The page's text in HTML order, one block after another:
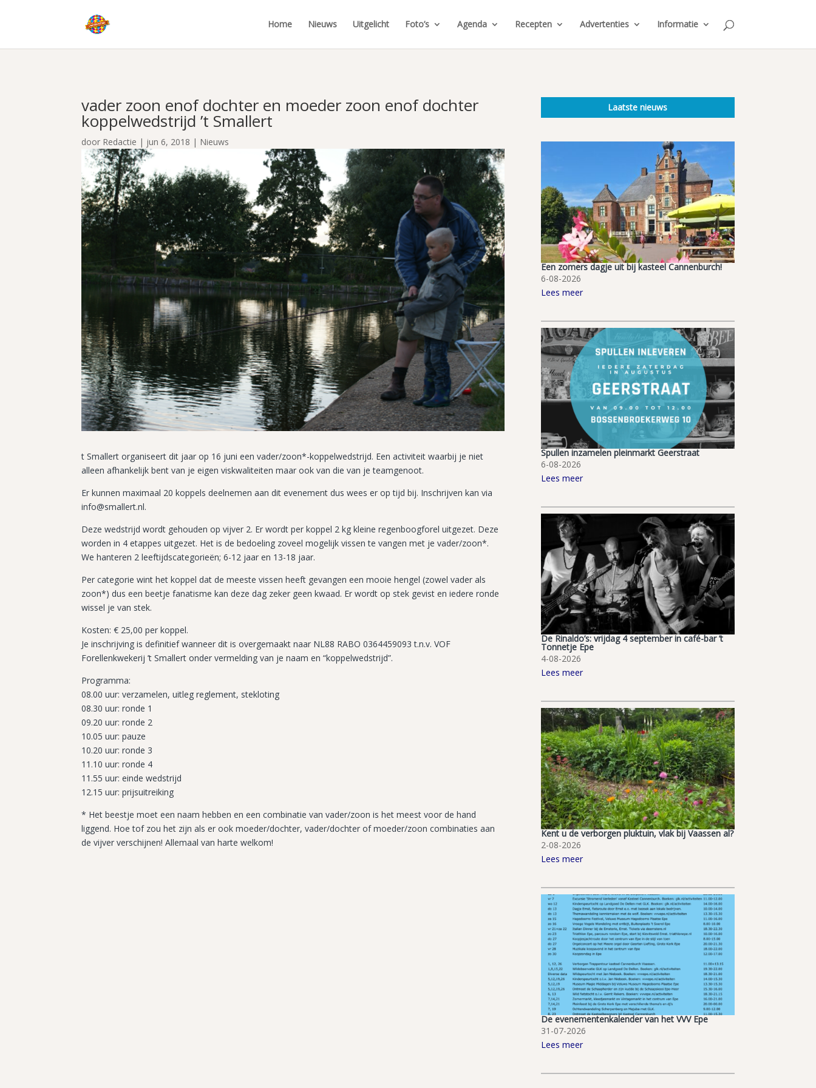
Home Nieuws Uitgelicht Foto’s Agenda Recepten Advertenties Informatie
vader zoon enof dochter en moeder zoon enof dochter
koppelwedstrijd ’t Smallert
door Redactie | jun 6, 2018 | Nieuws
t Smallert organiseert dit jaar op 16 juni een vader/zoon*-koppelwedstrijd. Een activiteit waarbij je niet
alleen afhankelijk bent van je eigen viskwaliteiten maar ook van die van je teamgenoot.
Er kunnen maximaal 20 koppels deelnemen aan dit evenement dus wees er op tijd bij. Inschrijven kan via
info@smallert.nl.
Deze wedstrijd wordt gehouden op vijver 2. Er wordt per koppel 2 kg kleine regenboogforel uitgezet. Deze
worden in 4 etappes uitgezet. Het is de bedoeling zoveel mogelijk vissen te vangen met je vader/zoon*.
We hanteren 2 leeftijdscategorieën; 6-12 jaar en 13-18 jaar.
Per categorie wint het koppel dat de meeste vissen heeft gevangen een mooie hengel (zowel vader als
zoon*) dus een beetje fanatisme kan deze dag zeker geen kwaad. Er wordt op stek gevist en iedere ronde
wissel je van stek.
Kosten: € 25,00 per koppel.
Je inschrijving is definitief wanneer dit is overgemaakt naar NL88 RABO 0364459093 t.n.v. VOF
Forellenkwekerij ’t Smallert onder vermelding van je naam en “koppelwedstrijd”.
Programma:
08.00 uur: verzamelen, uitleg reglement, stekloting
08.30 uur: ronde 1
09.20 uur: ronde 2
10.05 uur: pauze
10.20 uur: ronde 3
11.10 uur: ronde 4
11.55 uur: einde wedstrijd
12.15 uur: prijsuitreiking
* Het beestje moet een naam hebben en een combinatie van vader/zoon is het meest voor de hand
liggend. Hoe tof zou het zijn als er ook moeder/dochter, vader/dochter of moeder/zoon combinaties aan
de vijver verschijnen! Allemaal van harte welkom!
Laatste nieuws
Een zomers dagje uit bij kasteel Cannenburch!
6-08-2026
Lees meer
Spullen inzamelen pleinmarkt Geerstraat
6-08-2026
Lees meer
De Rinaldo’s: vrijdag 4 september in café-bar ’t
Tonnetje Epe
4-08-2026
Lees meer
Kent u de verborgen pluktuin, vlak bij Vaassen al?
2-08-2026
Lees meer
De evenementenkalender van het VVV Epe
31-07-2026
Lees meer